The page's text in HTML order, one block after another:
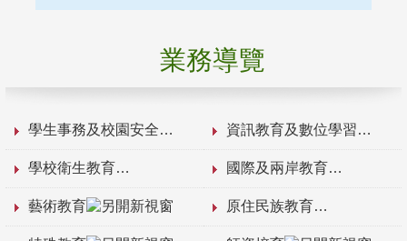
業務導覽
學生事務及校園安全 資訊教育及數位學習
學校衛生教育 國際及兩岸教育
藝術教育 原住民族教育